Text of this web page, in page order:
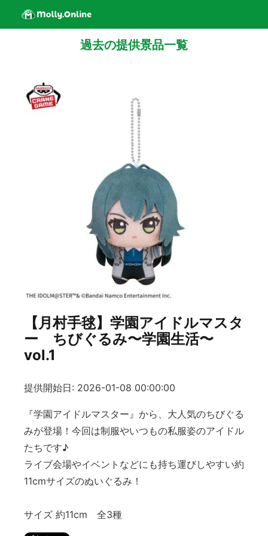
過去の提供景品一覧
【月村手毬】学園アイドルマスタ
ー ちびぐるみ〜学園生活〜
vol.1
提供開始日: 2026-01-08 00:00:00
『学園アイドルマスター』から、大人気のちびぐる
みが登場！今回は制服やいつもの私服姿のアイドル
たちです♪
ライブ会場やイベントなどにも持ち運びしやすい約
11cmサイズのぬいぐるみ！
サイズ 約11cm 全3種